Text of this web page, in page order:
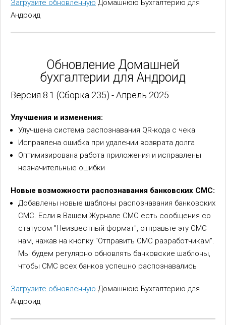
Загрузите обновленную Домашнюю Бухгалтерию для
Андроид
Обновление Домашней
бухгалтерии для Андроид
Версия 8.1 (Сборка 235) - Апрель 2025
Улучшения и изменения:
Улучшена система распознавания QR-кода с чека
Исправлена ошибка при удалении возврата долга
Оптимизирована работа приложения и исправлены
незначительные ошибки
Новые возможности распознавания банковских СМС:
Добавлены новые шаблоны распознавания банковских
СМС. Если в Вашем Журнале СМС есть сообщения со
статусом "Неизвестный формат", отправьте эту СМС
нам, нажав на кнопку "Отправить СМС разработчикам".
Мы будем регулярно обновлять банковские шаблоны,
чтобы СМС всех банков успешно распознавались
Загрузите обновленную Домашнюю Бухгалтерию для
Андроид